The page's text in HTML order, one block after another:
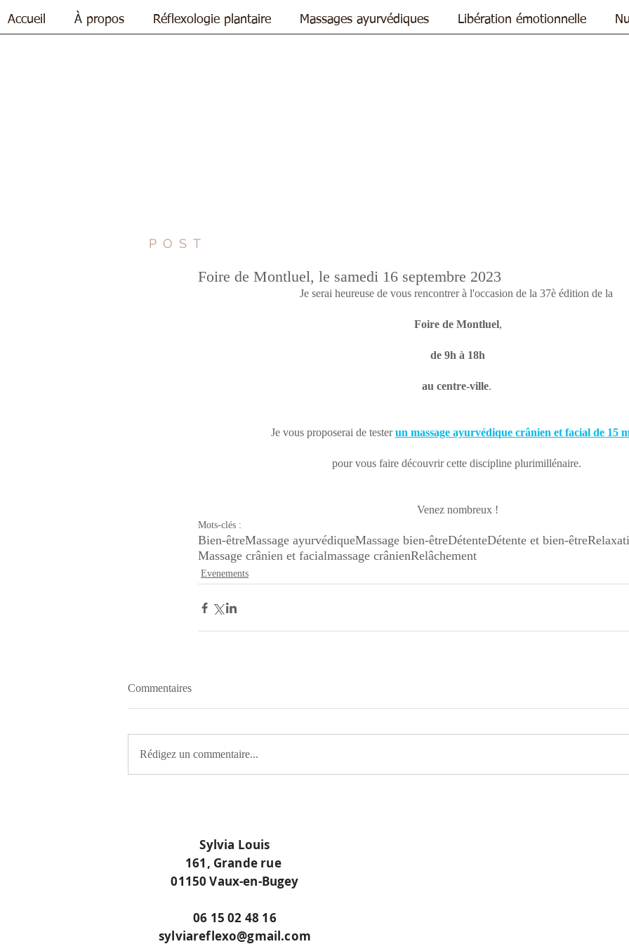
Accueil À propos Réflexologie plantaire Massages ayurvédiques Libération émotionnelle
POST
Foire de Montluel, le samedi 16 septembre 2023
Je serai heureuse de vous rencontrer à l'occasion de la 37è édition de la
Foire de Montluel,
de 9h à 18h
au centre-ville.
Je vous proposerai de tester un massage ayurvédique crânien et facial de 15
pour vous faire découvrir cette discipline plurimillénaire.
Venez nombreux !
Mots-clés :
Bien-êtreMassage ayurvédiqueMassage bien-êtreDétenteDétente et bien-être
Massage crânien et facialmassage crânienRelâchement
Evenements
Commentaires
Rédigez un commentaire...
Sylvia Louis
161, Grande rue
01150 Vaux-en-Bugey
06 15 02 48 16
sylviareflexo@gmail.com